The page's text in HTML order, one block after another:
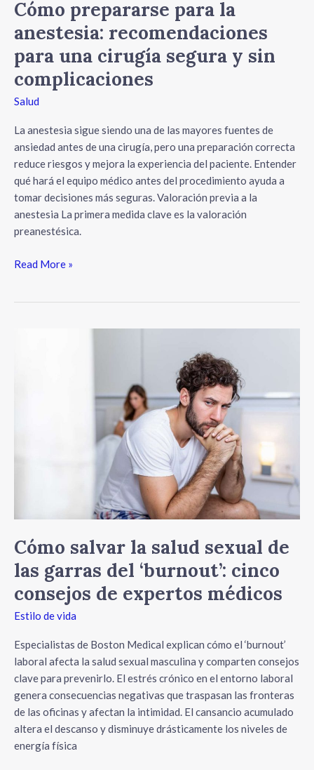
Cómo prepararse para la
anestesia: recomendaciones
para una cirugía segura y sin
complicaciones
Salud
La anestesia sigue siendo una de las mayores fuentes de
ansiedad antes de una cirugía, pero una preparación correcta
reduce riesgos y mejora la experiencia del paciente. Entender
qué hará el equipo médico antes del procedimiento ayuda a
tomar decisiones más seguras. Valoración previa a la
anestesia La primera medida clave es la valoración
preanestésica.
Read More »
Cómo salvar la salud sexual de
las garras del ‘burnout’: cinco
consejos de expertos médicos
Estilo de vida
Especialistas de Boston Medical explican cómo el ‘burnout’
laboral afecta la salud sexual masculina y comparten consejos
clave para prevenirlo. El estrés crónico en el entorno laboral
genera consecuencias negativas que traspasan las fronteras
de las oficinas y afectan la intimidad. El cansancio acumulado
altera el descanso y disminuye drásticamente los niveles de
energía física
consejos
de
expertos
médicos